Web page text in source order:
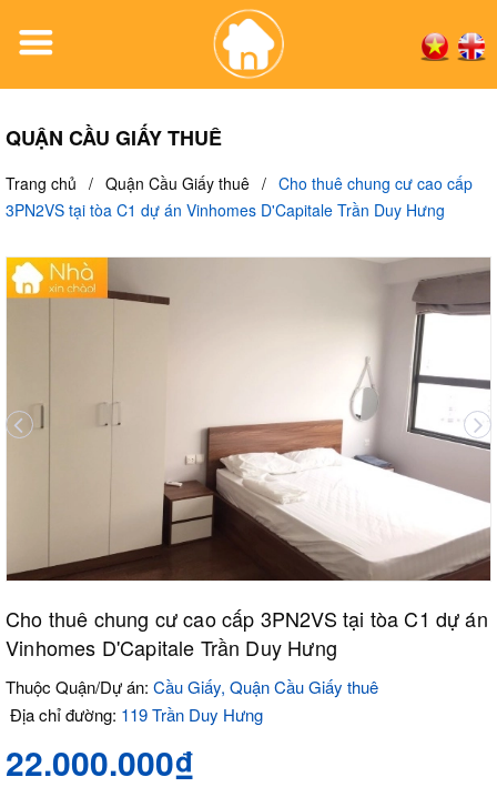
QUẬN CẦU GIẤY THUÊ
Trang chủ / Quận Cầu Giấy thuê / Cho thuê chung cư cao cấp
3PN2VS tại tòa C1 dự án Vinhomes D'Capitale Trần Duy Hưng
Cho thuê chung cư cao cấp 3PN2VS tại tòa C1 dự án
Vinhomes D'Capitale Trần Duy Hưng
Thuộc Quận/Dự án: Cầu Giấy, Quận Cầu Giấy thuê
Địa chỉ đường: 119 Trần Duy Hưng
22.000.000₫